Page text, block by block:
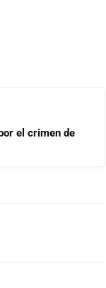
el crimen de